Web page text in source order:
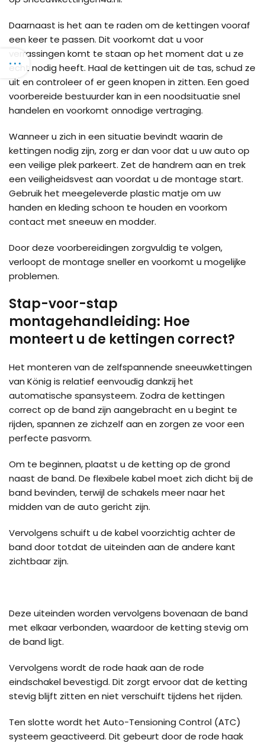
Daarnaast is het aan te raden om de kettingen vooraf
een keer te passen. Dit voorkomt dat u voor
verrassingen komt te staan op het moment dat u ze
echt nodig heeft. Haal de kettingen uit de tas, schud ze
uit en controleer of er geen knopen in zitten. Een goed
voorbereide bestuurder kan in een noodsituatie snel
handelen en voorkomt onnodige vertraging.
Wanneer u zich in een situatie bevindt waarin de
kettingen nodig zijn, zorg er dan voor dat u uw auto op
een veilige plek parkeert. Zet de handrem aan en trek
een veiligheidsvest aan voordat u de montage start.
Gebruik het meegeleverde plastic matje om uw
handen en kleding schoon te houden en voorkom
contact met sneeuw en modder.
Door deze voorbereidingen zorgvuldig te volgen,
verloopt de montage sneller en voorkomt u mogelijke
problemen.
Stap-voor-stap
montagehandleiding: Hoe
monteert u de kettingen correct?
Het monteren van de zelfspannende sneeuwkettingen
van König is relatief eenvoudig dankzij het
automatische spansysteem. Zodra de kettingen
correct op de band zijn aangebracht en u begint te
rijden, spannen ze zichzelf aan en zorgen ze voor een
perfecte pasvorm.
Om te beginnen, plaatst u de ketting op de grond
naast de band. De flexibele kabel moet zich dicht bij de
band bevinden, terwijl de schakels meer naar het
midden van de auto gericht zijn.
Vervolgens schuift u de kabel voorzichtig achter de
band door totdat de uiteinden aan de andere kant
zichtbaar zijn.
Deze uiteinden worden vervolgens bovenaan de band
met elkaar verbonden, waardoor de ketting stevig om
de band ligt.
Vervolgens wordt de rode haak aan de rode
eindschakel bevestigd. Dit zorgt ervoor dat de ketting
stevig blijft zitten en niet verschuift tijdens het rijden.
Ten slotte wordt het Auto-Tensioning Control (ATC)
systeem geactiveerd. Dit gebeurt door de rode haak